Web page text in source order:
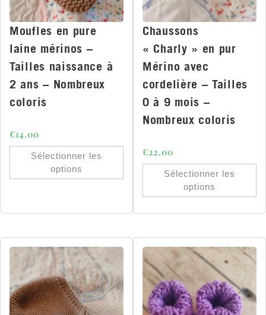
Moufles en pure
laine mérinos –
Tailles naissance à
2 ans – Nombreux
coloris
€14.00
Sélectionner les
options
Chaussons
« Charly » en pur
Mérino avec
cordelière – Tailles
0 à 9 mois –
Nombreux coloris
€22.00
Sélectionner les
options